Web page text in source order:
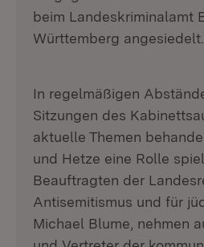
beim Landeskriminalamt
Württemberg angesiedelt.
In regelmäßigen
Sitzungen des
aktuelle Themen
und Hetze eine Rolle
Beauftragten der
Antisemitismus und für
Michael Blume, nehmen